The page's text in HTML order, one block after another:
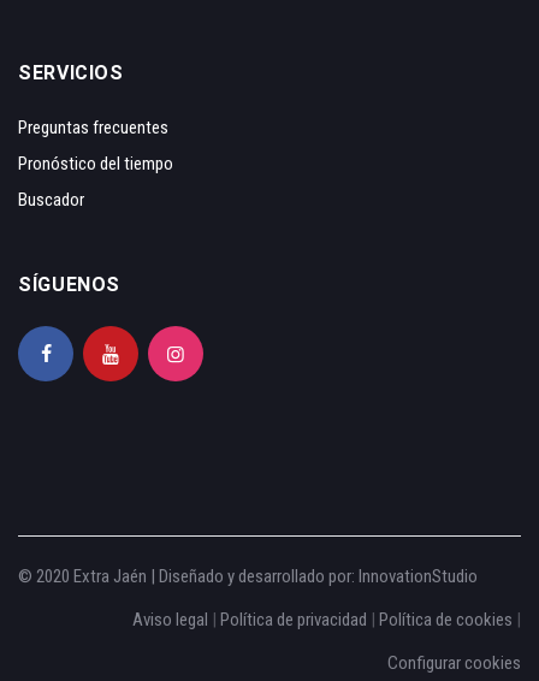
SERVICIOS
Preguntas frecuentes
Pronóstico del tiempo
Buscador
SÍGUENOS
© 2020 Extra Jaén | Diseñado y desarrollado por: InnovationStudio
Aviso legal | Política de privacidad | Política de cookies |
Configurar cookies